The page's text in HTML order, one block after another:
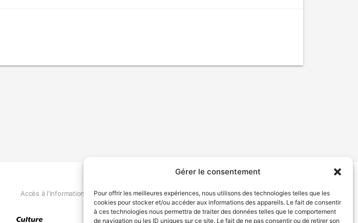
Gérer le consentement
Pour offrir les meilleures expériences, nous utilisons des technologies telles que les
cookies pour stocker et/ou accéder aux informations des appareils. Le fait de consentir
à ces technologies nous permettra de traiter des données telles que le comportement
de navigation ou les ID uniques sur ce site. Le fait de ne pas consentir ou de retirer son
Accès à l'information Déclaration de services Politique de confidentialité